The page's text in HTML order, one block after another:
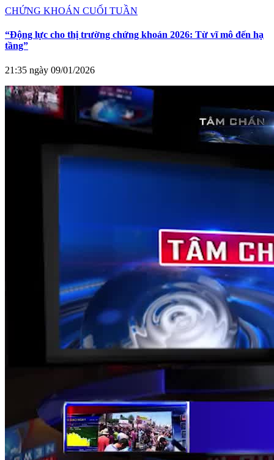
CHỨNG KHOÁN CUỐI TUẦN
“Động lực cho thị trường chứng khoán 2026: Từ vĩ mô đến hạ
tầng”
21:35 ngày 09/01/2026